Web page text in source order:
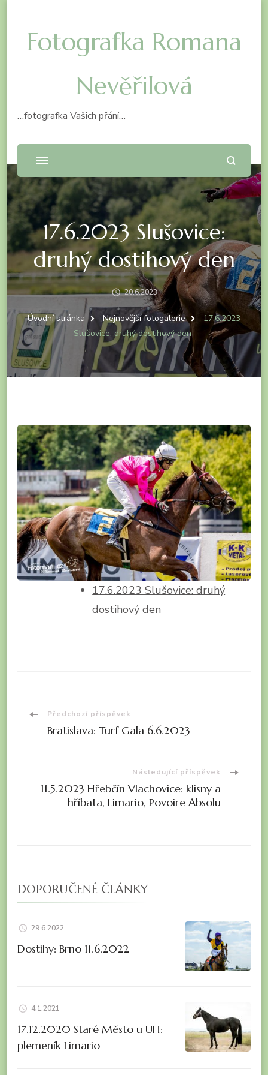
Fotografka Romana
Nevěřilová
…fotografka Vašich přání…
17.6.2023 Slušovice:
druhý dostihový den
20.6.2023
Úvodní stránka Nejnovější fotogalerie
17.6.2023
Slušovice: druhý dostihový den
17.6.2023 Slušovice: druhý
dostihový den
Navigace
Předchozí příspěvek
Bratislava: Turf Gala 6.6.2023
Následující příspěvek
11.5.2023 Hřebčín Vlachovice: klisny a
hříbata, Limario, Povoire Absolu
DOPORUČENÉ ČLÁNKY
29.6.2022
Dostihy: Brno 11.6.2022
4.1.2021
17.12.2020 Staré Město u UH:
plemeník Limario